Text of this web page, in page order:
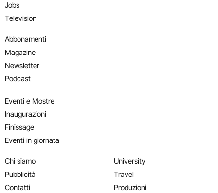
Jobs
Television
Abbonamenti
Magazine
Newsletter
Podcast
Eventi e Mostre
Inaugurazioni
Finissage
Eventi in giornata
Chi siamo
Pubblicità
Contatti
University
Travel
Produzioni